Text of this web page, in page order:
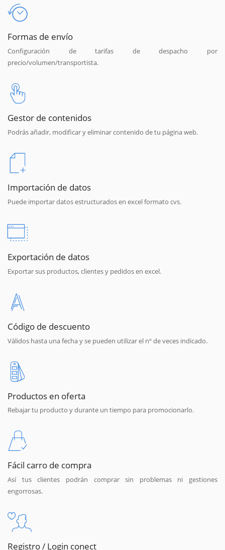
Formas de envío
Configuración de tarifas de despacho por
precio/volumen/transportista.
Gestor de contenidos
Podrás añadir, modificar y eliminar contenido de tu página web.
Importación de datos
Puede importar datos estructurados en excel formato cvs.
Exportación de datos
Exportar sus productos, clientes y pedidos en excel.
Código de descuento
Válidos hasta una fecha y se pueden utilizar el nº de veces indicado.
Productos en oferta
Rebajar tu producto y durante un tiempo para promocionarlo.
Fácil carro de compra
Así tus clientes podrán comprar sin problemas ni gestiones
engorrosas.
Registro / Login conect